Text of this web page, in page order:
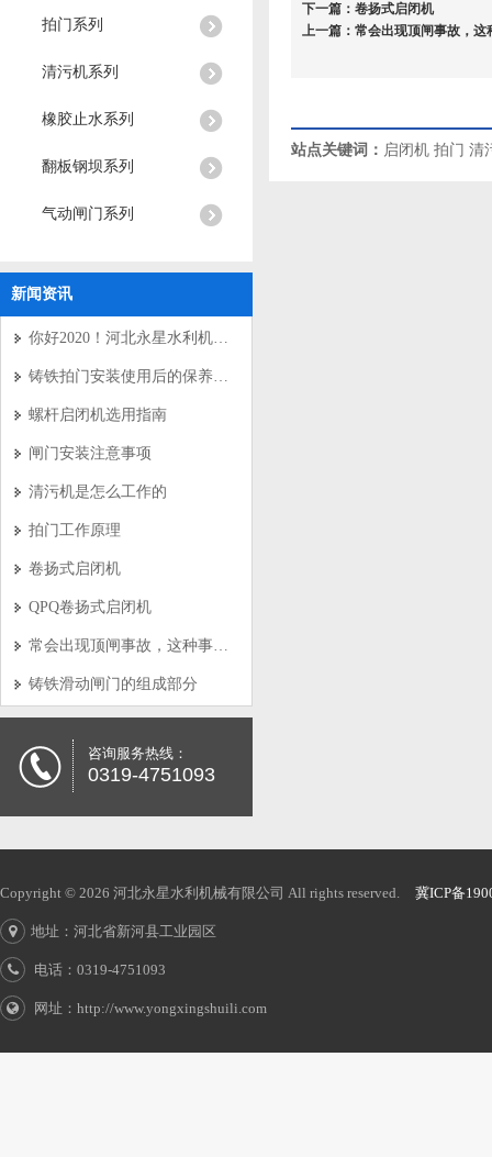
拍门系列
清污机系列
橡胶止水系列
翻板钢坝系列
气动闸门系列
新闻资讯
你好2020！河北永星水利机械有限公司新年寄语
铸铁拍门安装使用后的保养要求
螺杆启闭机选用指南
闸门安装注意事项
清污机是怎么工作的
拍门工作原理
卷扬式启闭机
QPQ卷扬式启闭机
常会出现顶闸事故，这种事故产生的原因是怎样的呢?
铸铁滑动闸门的组成部分
咨询服务热线：
0319-4751093
下一篇： 卷扬式启闭机
上一篇： 常会出现顶闸事故，这
站点关键词： 启闭机 拍门 清
Copyright © 2026 河北永星水利机械有限公司 All rights reserved. 冀ICP备
地址：河北省新河县工业园区
电话：0319-4751093
网址：http://www.yongxingshuili.com